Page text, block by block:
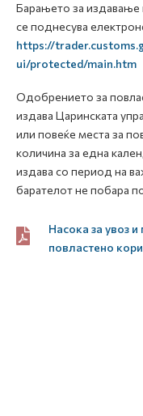
Барањето за издавање
се поднесува
https://
ui/protected/main.htm
Одобрението за
издава Царинската
или повеќе места за
количина за една
издава со период на
барателот не побара
Насока за увоз
повластено